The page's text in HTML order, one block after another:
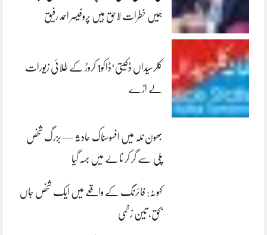
ہمیں خطرات لاحق ہیں پروفیسر احمد رفیق
کلرسیداں ڈکیتی‘ڈاکو1 کروڑ کے طلائی زیورات
لے اڑے
بھون نلہ میں افسوسناک حادثہ — بزرگ شخص
پلی سے گر کر نالے میں بہہ گیا
کہوٹہ: فائرنگ کے واقعے میں ایک شخص جاں
بحق، تین زخمی